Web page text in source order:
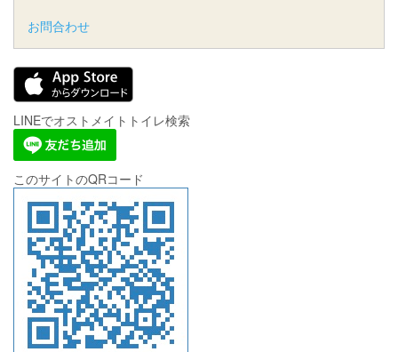
お問合わせ
LINEでオストメイトトイレ検索
このサイトのQRコード